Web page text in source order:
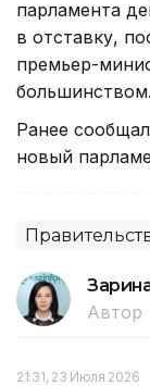
парламента
в отставку,
премьер-
большинством.
Ранее
новый
Автор
21:31, 23 Июля 2026